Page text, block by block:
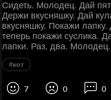
Сидеть. Молодец. Дай
Держи вкусняшку. Дай
вкусняшку. Покажи
теперь покажи суслика.
лапки. Раз, два.
#кот
7 0 0